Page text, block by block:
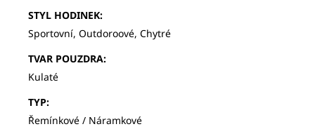
STYL HODINEK:
Sportovní, Outdoroové, Chytré
TVAR POUZDRA:
Kulaté
TYP:
Řemínkové / Náramkové